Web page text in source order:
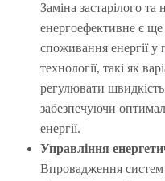
Заміна застарілого
енергоефективне є
споживання енергії у
технології, такі як
регулювати
забезпечуючи
енергії.
Управління
Впровадження